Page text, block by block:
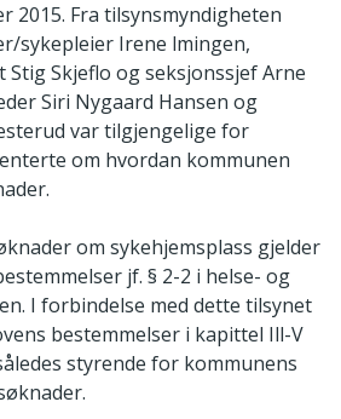
2015. Fra tilsynsmyndigheten
sykepleier Irene lmingen,
Skjeflo og seksjonssjef Arne
Siri Nygaard Hansen og
var tilgjengelige for
om hvordan kommunen
om sykehjemsplass gjelder
jf. § 2-2 i helse- og
I forbindelse med dette tilsynet
bestemmelser i kapittel Ill-V
styrende for kommunens